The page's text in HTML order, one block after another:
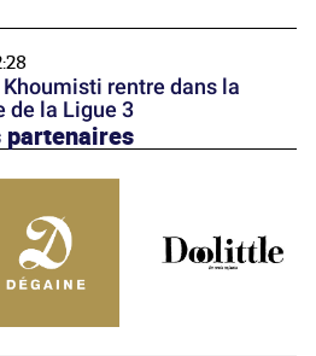
Khoumisti rentre dans la
de la Ligue 3
partenaires